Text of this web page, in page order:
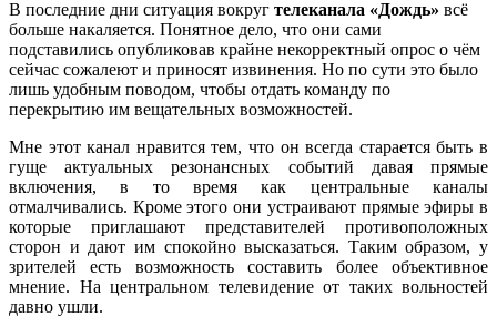
В последние дни ситуация вокруг телеканала «Дождь» всё
больше накаляется. Понятное дело, что они сами
подставились опубликовав крайне некорректный опрос о чём
сейчас сожалеют и приносят извинения. Но по сути это было
лишь удобным поводом, чтобы отдать команду по
перекрытию им вещательных возможностей.
Мне этот канал нравится тем, что он всегда старается быть в
гуще актуальных резонансных событий давая прямые
включения, в то время как центральные каналы
отмалчивались. Кроме этого они устраивают прямые эфиры в
которые приглашают представителей противоположных
сторон и дают им спокойно высказаться. Таким образом, у
зрителей есть возможность составить более объективное
мнение. На центральном телевидение от таких вольностей
давно ушли.